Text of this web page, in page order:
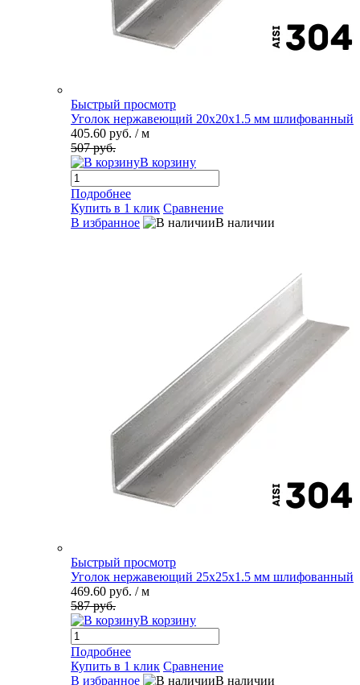
Быстрый просмотр
Уголок нержавеющий 20х20х1.5 мм шлифованный
405.60 руб. / м
507 руб.
В корзину
Подробнее
Купить в 1 клик Сравнение
В избранное
В наличии
Быстрый просмотр
Уголок нержавеющий 25х25х1.5 мм шлифованный
469.60 руб. / м
587 руб.
В корзину
Подробнее
Купить в 1 клик Сравнение
В избранное
В наличии